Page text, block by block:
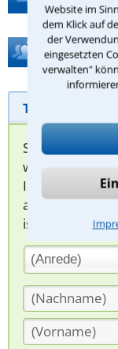
Website im
dem Klick auf
der
eingesetzten
verwalten"
Hilfe bei
Telefonhilfe
Sie können
werden sich
Ihnen melden,
abzuklären.
ist für Sie
(Anrede)